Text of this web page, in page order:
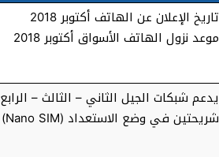
تاريخ الإعلان عن الهاتف أكتوبر 2018
موعد نزول الهاتف الأسواق أكتوبر 2018
يدعم شبكات الجيل الثاني – الثالث – الرابع
شريحتين في وضع الاستعداد (Nano SIM)